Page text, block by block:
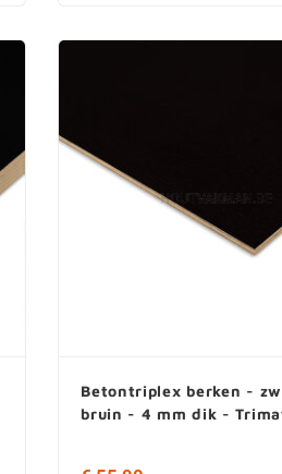
Betontriplex berken -
bruin - 4 mm dik -